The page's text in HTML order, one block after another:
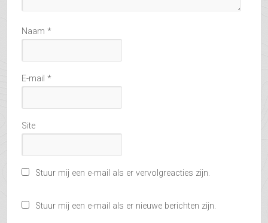
Naam *
E-mail *
Site
Stuur mij een e-mail als er vervolgreacties zijn.
Stuur mij een e-mail als er nieuwe berichten zijn.